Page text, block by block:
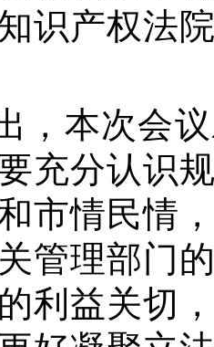
识产权法
，本次会
充分认识
市情民情
管理部门
利益关切